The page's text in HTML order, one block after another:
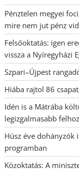
Pénztelen megyei
mire nem jut pénz
Felsőoktatás: igen
vissza a Nyíregyházi
Szpari–Újpest
Hiába rajtol 86
Idén is a Mátrába
legizgalmasabb
Húsz éve
programban
Közoktatás: A